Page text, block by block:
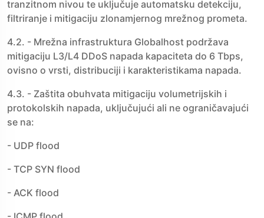
tranzitnom nivou te uključuje automatsku detekciju,
filtriranje i mitigaciju zlonamjernog mrežnog prometa.
4.2. - Mrežna infrastruktura Globalhost podržava
mitigaciju L3/L4 DDoS napada kapaciteta do 6 Tbps,
ovisno o vrsti, distribuciji i karakteristikama napada.
4.3. - Zaštita obuhvata mitigaciju volumetrijskih i
protokolskih napada, uključujući ali ne ograničavajući
se na:
- UDP flood
- TCP SYN flood
- ACK flood